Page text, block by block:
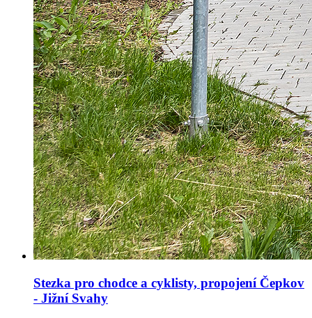
Stezka pro chodce a cyklisty, propojení Čepkov
- Jižní Svahy